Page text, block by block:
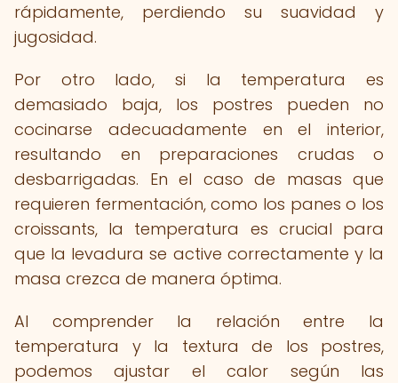
rápidamente, perdiendo su suavidad y
jugosidad.
Por otro lado, si la temperatura es
demasiado baja, los postres pueden no
cocinarse adecuadamente en el interior,
resultando en preparaciones crudas o
desbarrigadas. En el caso de masas que
requieren fermentación, como los panes o los
croissants, la temperatura es crucial para
que la levadura se active correctamente y la
masa crezca de manera óptima.
Al comprender la relación entre la
temperatura y la textura de los postres,
podemos ajustar el calor según las